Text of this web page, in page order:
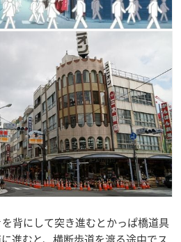
背にして突き進むとかっぱ橋道具
進むと、横断歩道を渡る途中でス